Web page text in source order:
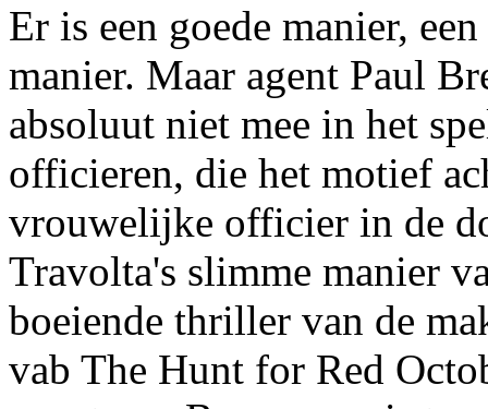
Er is een goede manier,
manier. Maar agent Paul
absoluut niet mee in het
officieren, die het motief
vrouwelijke officier in de
Travolta's slimme manier
boeiende thriller van de
vab The Hunt for Red